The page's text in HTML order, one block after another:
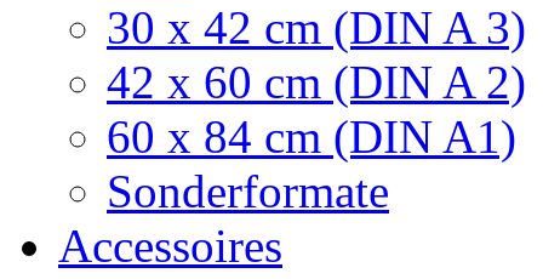
30 x 42 cm (DIN A 3)
42 x 60 cm (DIN A 2)
60 x 84 cm (DIN A1)
Sonderformate
Accessoires